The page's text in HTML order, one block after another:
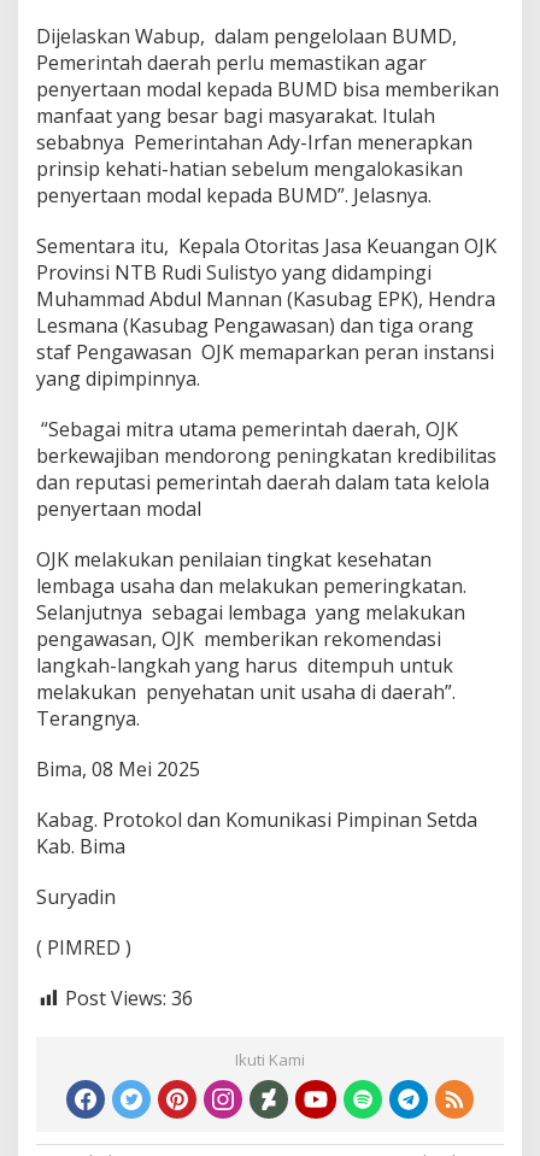
Dijelaskan Wabup, dalam pengelolaan BUMD,
Pemerintah daerah perlu memastikan agar
penyertaan modal kepada BUMD bisa memberikan
manfaat yang besar bagi masyarakat. Itulah
sebabnya Pemerintahan Ady-Irfan menerapkan
prinsip kehati-hatian sebelum mengalokasikan
penyertaan modal kepada BUMD”. Jelasnya.
Sementara itu, Kepala Otoritas Jasa Keuangan OJK
Provinsi NTB Rudi Sulistyo yang didampingi
Muhammad Abdul Mannan (Kasubag EPK), Hendra
Lesmana (Kasubag Pengawasan) dan tiga orang
staf Pengawasan OJK memaparkan peran instansi
yang dipimpinnya.
“Sebagai mitra utama pemerintah daerah, OJK
berkewajiban mendorong peningkatan kredibilitas
dan reputasi pemerintah daerah dalam tata kelola
penyertaan modal
OJK melakukan penilaian tingkat kesehatan
lembaga usaha dan melakukan pemeringkatan.
Selanjutnya sebagai lembaga yang melakukan
pengawasan, OJK memberikan rekomendasi
langkah-langkah yang harus ditempuh untuk
melakukan penyehatan unit usaha di daerah”.
Terangnya.
Bima, 08 Mei 2025
Kabag. Protokol dan Komunikasi Pimpinan Setda
Kab. Bima
Suryadin
( PIMRED )
Post Views: 36
Ikuti Kami